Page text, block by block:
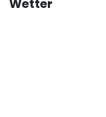
Wetter